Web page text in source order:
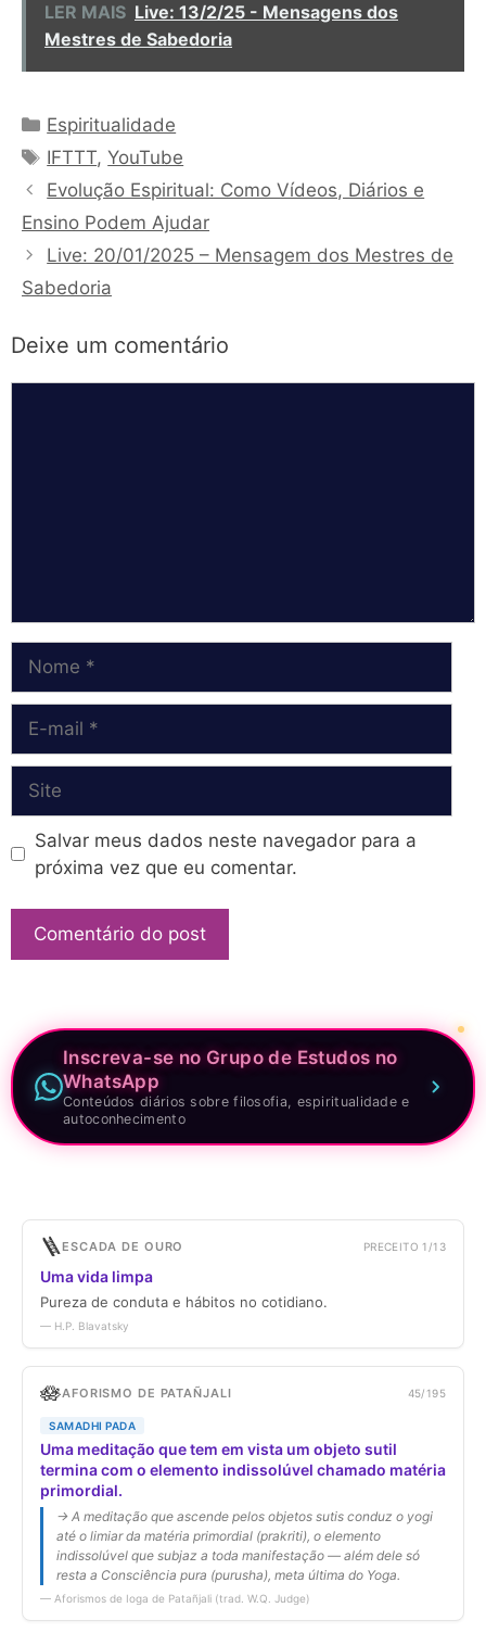
LER MAIS Live: 13/2/25 - Mensagens dos
Mestres de Sabedoria
Categorias
Espiritualidade
Tags
IFTTT,YouTube
Evolução Espiritual: Como Vídeos, Diários e
Ensino Podem Ajudar
Live: 20/01/2025 – Mensagem dos Mestres de
Sabedoria
Deixe um comentário
mail
Salvar meus dados neste navegador para a
próxima vez que eu comentar.
Inscreva-se no Grupo de Estudos no
WhatsApp
Conteúdos diários sobre filosofia, espiritualidade e
autoconhecimento